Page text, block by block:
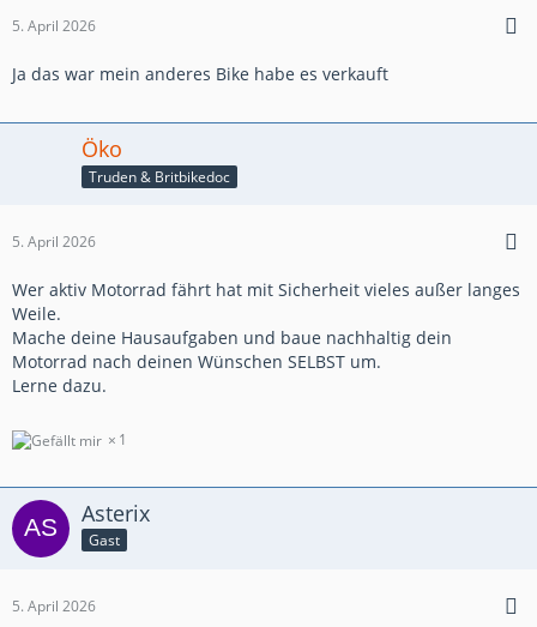
5. April 2026
Ja das war mein anderes Bike habe es verkauft
Öko
Truden & Britbikedoc
5. April 2026
Wer aktiv Motorrad fährt hat mit Sicherheit vieles außer langes
Weile.
Mache deine Hausaufgaben und baue nachhaltig dein
Motorrad nach deinen Wünschen SELBST um.
Lerne dazu.
1
Asterix
Gast
5. April 2026